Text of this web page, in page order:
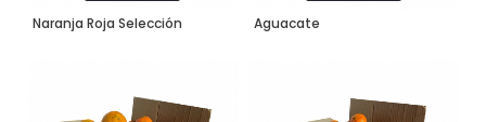
Naranja Roja Selección Aguacate